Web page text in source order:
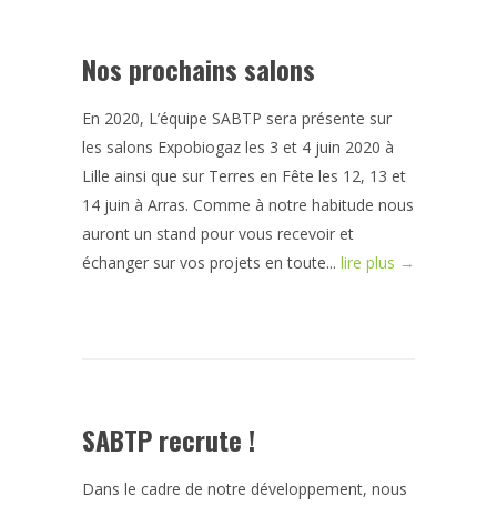
Nos prochains salons
En 2020, L’équipe SABTP sera présente sur
les salons Expobiogaz les 3 et 4 juin 2020 à
Lille ainsi que sur Terres en Fête les 12, 13 et
14 juin à Arras. Comme à notre habitude nous
auront un stand pour vous recevoir et
échanger sur vos projets en toute... lire plus →
SABTP recrute !
Dans le cadre de notre développement, nous